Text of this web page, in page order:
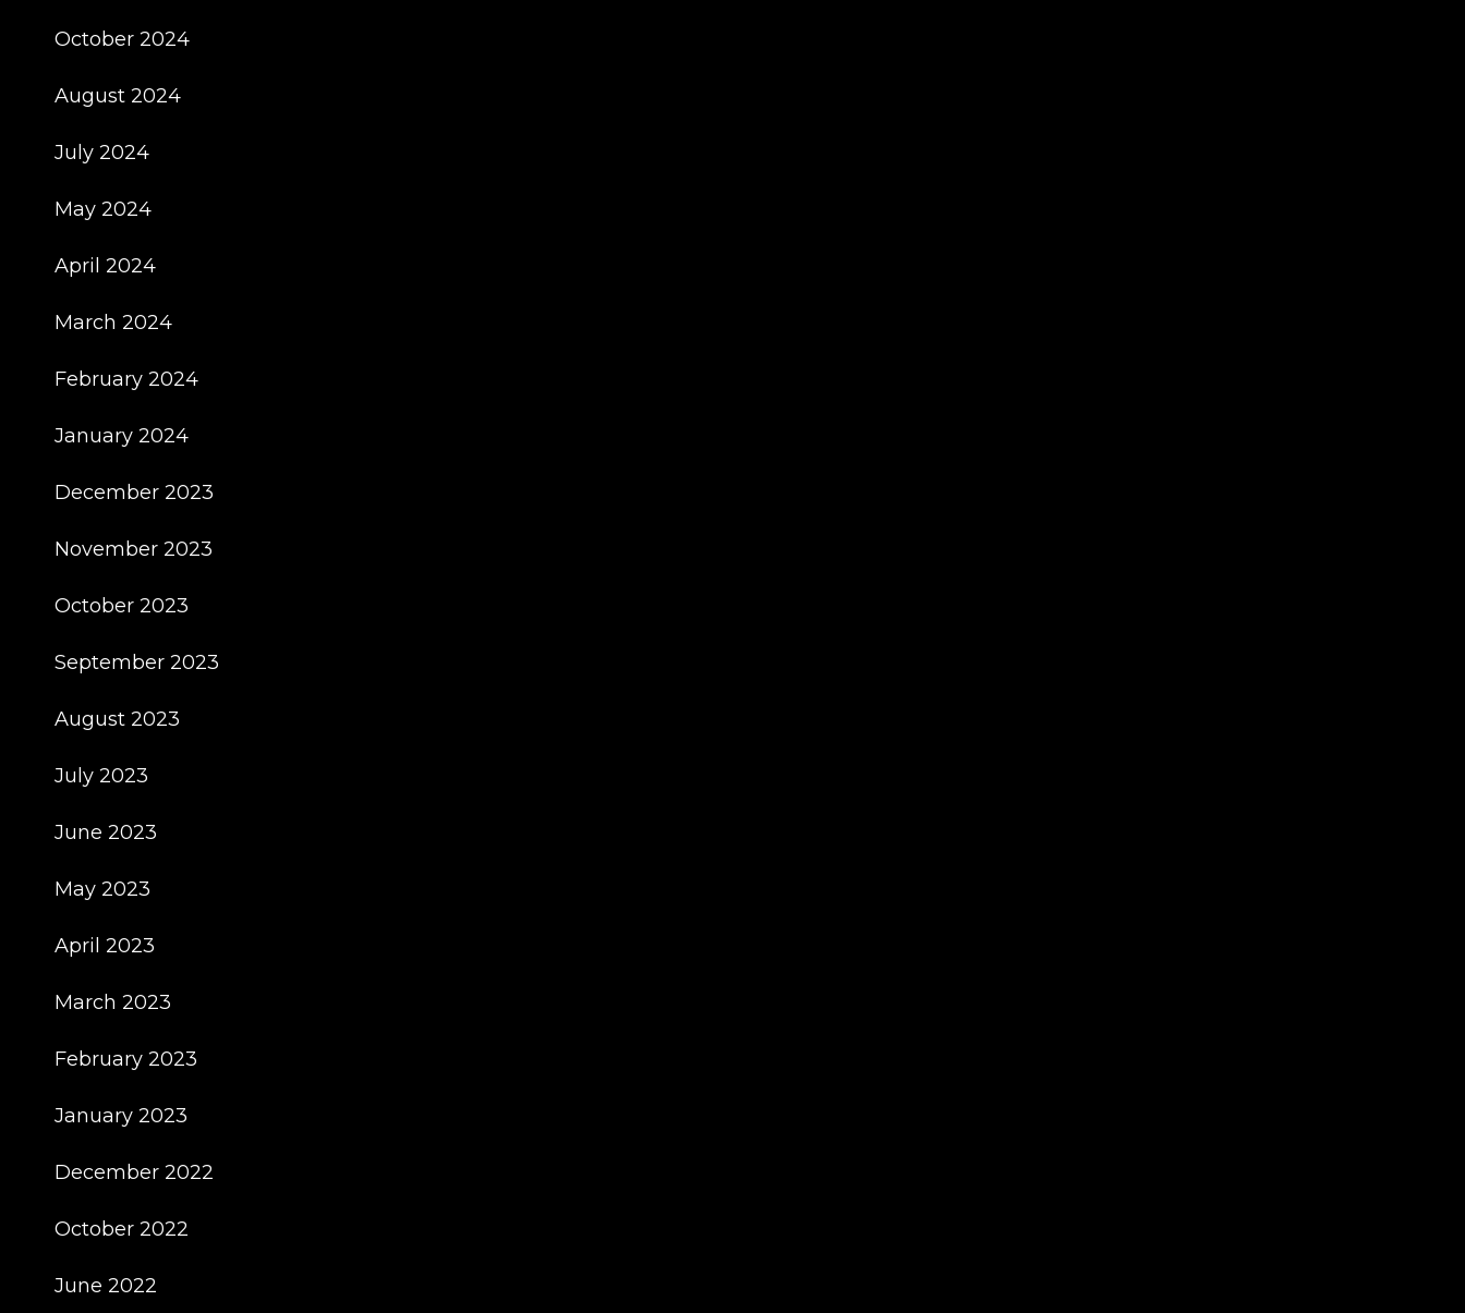
October 2024
August 2024
July 2024
May 2024
April 2024
March 2024
February 2024
January 2024
December 2023
November 2023
October 2023
September 2023
August 2023
July 2023
June 2023
May 2023
April 2023
March 2023
February 2023
January 2023
December 2022
October 2022
June 2022